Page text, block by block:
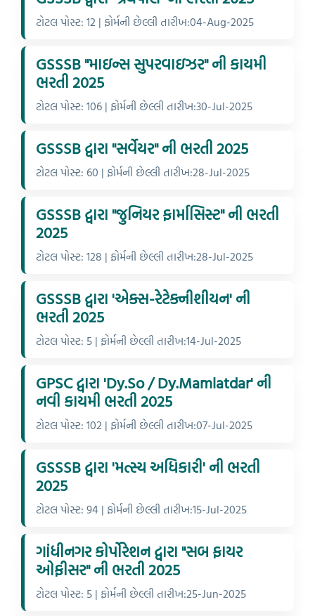
ટોટલ પોસ્ટ: 12 | ફોર્મની છેલ્લી તારીખ:04-Aug-2025
GSSSB "માઇન્સ સુપરવાઇઝર" ની કાયમી
ભરતી 2025
ટોટલ પોસ્ટ: 106 | ફોર્મની છેલ્લી તારીખ:30-Jul-2025
GSSSB દ્વારા "સર્વેયર" ની ભરતી 2025
ટોટલ પોસ્ટ: 60 | ફોર્મની છેલ્લી તારીખ:28-Jul-2025
GSSSB દ્વારા "જુનિયર ફાર્માસિસ્ટ" ની ભરતી
2025
ટોટલ પોસ્ટ: 128 | ફોર્મની છેલ્લી તારીખ:28-Jul-2025
GSSSB દ્વારા 'એક્સ-રેટેક્નીશીયન' ની
ભરતી 2025
ટોટલ પોસ્ટ: 5 | ફોર્મની છેલ્લી તારીખ:14-Jul-2025
GPSC દ્વારા 'Dy.So / Dy.Mamlatdar' ની
નવી કાયમી ભરતી 2025
ટોટલ પોસ્ટ: 102 | ફોર્મની છેલ્લી તારીખ:07-Jul-2025
GSSSB દ્વારા 'મત્સ્ય અધિકારી' ની ભરતી
2025
ટોટલ પોસ્ટ: 94 | ફોર્મની છેલ્લી તારીખ:15-Jul-2025
ગાંધીનગર કોર્પોરેશન દ્વારા "સબ ફાયર
ઓફીસર" ની ભરતી 2025
ટોટલ પોસ્ટ: 5 | ફોર્મની છેલ્લી તારીખ:25-Jun-2025